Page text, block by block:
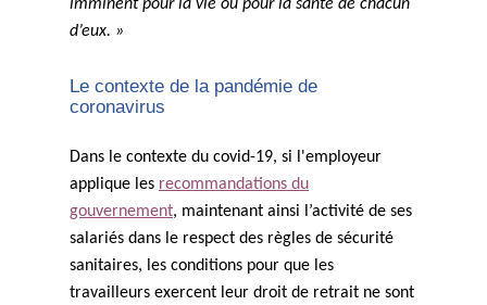
imminent pour la vie ou pour la santé de chacun
d’eux. »
Le contexte de la pandémie de
coronavirus
Dans le contexte du covid-19, si l'employeur
applique les recommandations du
gouvernement, maintenant ainsi l’activité de ses
salariés dans le respect des règles de sécurité
sanitaires, les conditions pour que les
travailleurs exercent leur droit de retrait ne sont